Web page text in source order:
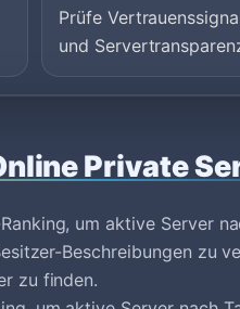
Prüfe
und
Private
um aktive Server
Beschreibungen zu
zu finden.